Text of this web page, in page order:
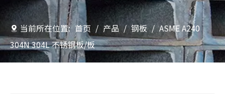
当前所在位置: 首页 / 产品 / 钢板 / ASME A240
304N 304L 不锈钢板/板